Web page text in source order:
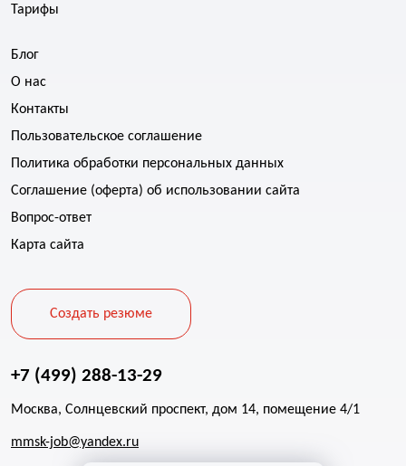
Тарифы
Блог
О нас
Контакты
Пользовательское соглашение
Политика обработки персональных данных
Соглашение (оферта) об использовании сайта
Вопрос-ответ
Карта сайта
Создать резюме
+7 (499) 288-13-29
Москва, Солнцевский проспект, дом 14, помещение 4/1
mmsk-job@yandex.ru